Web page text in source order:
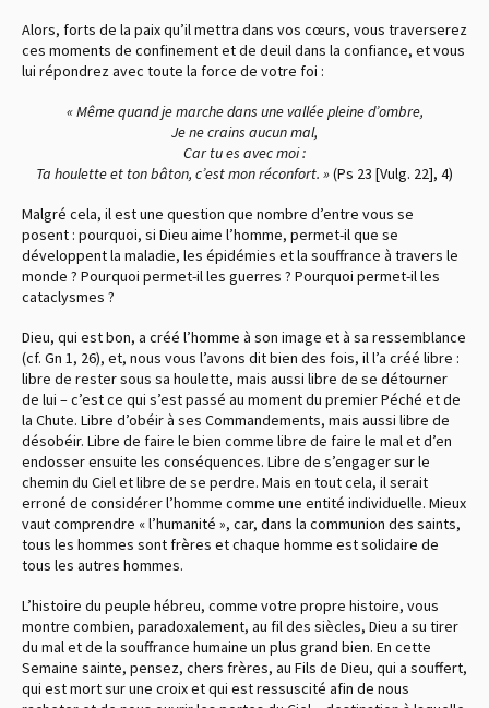
Alors, forts de la paix qu’il mettra dans vos cœurs, vous traverserez
ces moments de confinement et de deuil dans la confiance, et vous
lui répondrez avec toute la force de votre foi :
« Même quand je marche dans une vallée pleine d’ombre,
Je ne crains aucun mal,
Car tu es avec moi :
Ta houlette et ton bâton, c’est mon réconfort. »(Ps 23 [Vulg. 22], 4)
Malgré cela, il est une question que nombre d’entre vous se
posent : pourquoi, si Dieu aime l’homme, permet-il que se
développent la maladie, les épidémies et la souffrance à travers le
monde ? Pourquoi permet-il les guerres ? Pourquoi permet-il les
cataclysmes ?
Dieu, qui est bon, a créé l’homme à son image et à sa ressemblance
(cf. Gn 1, 26), et, nous vous l’avons dit bien des fois, il l’a créé libre :
libre de rester sous sa houlette, mais aussi libre de se détourner
de lui – c’est ce qui s’est passé au moment du premier Péché et de
la Chute. Libre d’obéir à ses Commandements, mais aussi libre de
désobéir. Libre de faire le bien comme libre de faire le mal et d’en
endosser ensuite les conséquences. Libre de s’engager sur le
chemin du Ciel et libre de se perdre. Mais en tout cela, il serait
erroné de considérer l’homme comme une entité individuelle. Mieux
vaut comprendre « l’humanité », car, dans la communion des saints,
tous les hommes sont frères et chaque homme est solidaire de
tous les autres hommes.
L’histoire du peuple hébreu, comme votre propre histoire, vous
montre combien, paradoxalement, au fil des siècles, Dieu a su tirer
du mal et de la souffrance humaine un plus grand bien. En cette
Semaine sainte, pensez, chers frères, au Fils de Dieu, qui a souffert,
qui est mort sur une croix et qui est ressuscité afin de nous